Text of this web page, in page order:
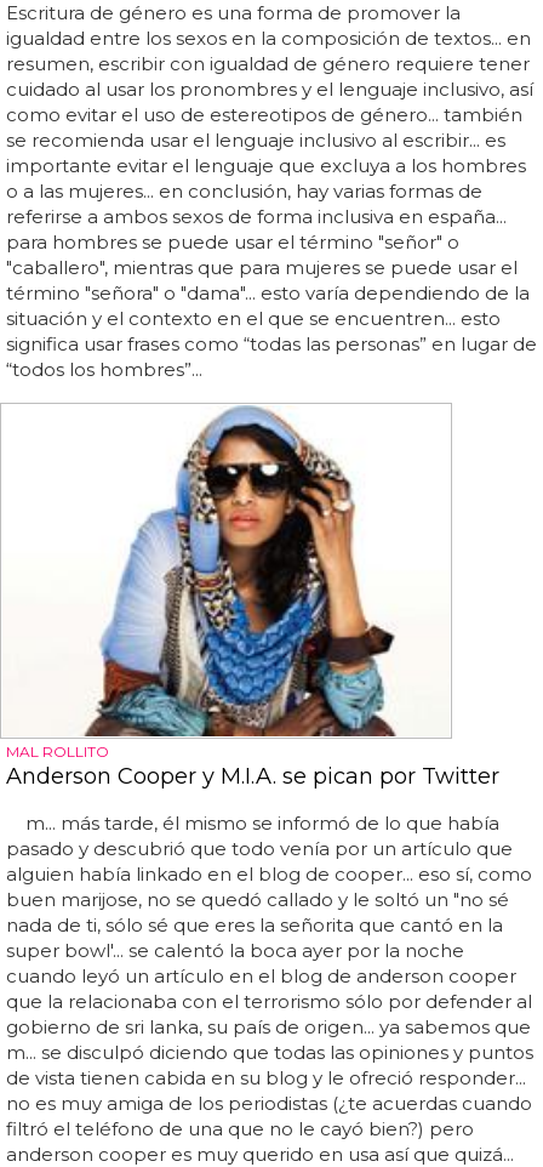
Escritura de género es una forma de promover la
igualdad entre los sexos en la composición de textos... en
resumen, escribir con igualdad de género requiere tener
cuidado al usar los pronombres y el lenguaje inclusivo, así
como evitar el uso de estereotipos de género... también
se recomienda usar el lenguaje inclusivo al escribir... es
importante evitar el lenguaje que excluya a los hombres
o a las mujeres... en conclusión, hay varias formas de
referirse a ambos sexos de forma inclusiva en españa...
para hombres se puede usar el término "señor" o
"caballero", mientras que para mujeres se puede usar el
término "señora" o "dama"... esto varía dependiendo de la
situación y el contexto en el que se encuentren... esto
significa usar frases como “todas las personas” en lugar de
“todos los hombres”...
MAL ROLLITO
Anderson Cooper y M.I.A. se pican por Twitter
m... más tarde, él mismo se informó de lo que había
pasado y descubrió que todo venía por un artículo que
alguien había linkado en el blog de cooper... eso sí, como
buen marijose, no se quedó callado y le soltó un "no sé
nada de ti, sólo sé que eres la señorita que cantó en la
super bowl'... se calentó la boca ayer por la noche
cuando leyó un artículo en el blog de anderson cooper
que la relacionaba con el terrorismo sólo por defender al
gobierno de sri lanka, su país de origen... ya sabemos que
m... se disculpó diciendo que todas las opiniones y puntos
de vista tienen cabida en su blog y le ofreció responder...
no es muy amiga de los periodistas (¿te acuerdas cuando
filtró el teléfono de una que no le cayó bien?) pero
anderson cooper es muy querido en usa así que quizá...